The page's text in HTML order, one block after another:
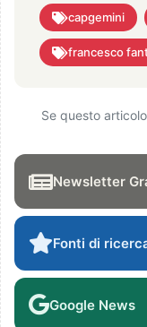
capgemini
francesco
Se questo
Newsletter
Fonti di
Google News